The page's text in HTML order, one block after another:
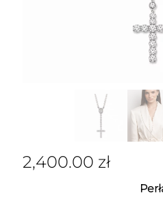
2,400.00 zł